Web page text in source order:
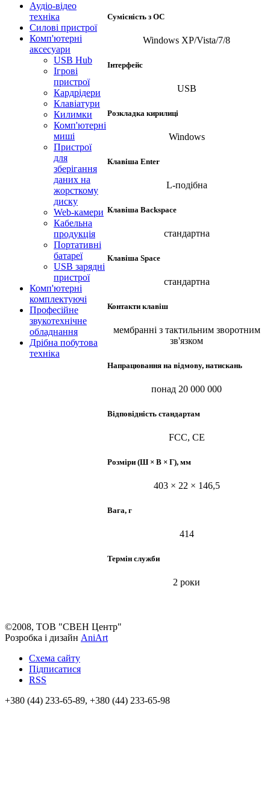
Аудіо-відео
техніка
Силові пристрої
Комп'ютерні
аксесуари
USB Hub
Ігрові
пристрої
Кардрідери
Клавіатури
Килимки
Комп'ютерні
миші
Пристрої
для
зберігання
даних на
жорсткому
диску
Web-камери
Кабельна
продукція
Портативні
батареї
USB зарядні
пристрої
Комп'ютерні
комплектуючі
Професійне
звукотехнічне
обладнання
Дрібна побутова
техніка
Сумісність з ОС
Windows XP/Vista/7/8
Інтерфейс
USB
Розкладка кирилиці
Windows
Клавіша Enter
L-подібна
Клавіша Backspace
стандартна
Клавіша Space
стандартна
Контакти клавіш
мембранні з тактильним зворотним
зв'язком
Напрацювання на відмову, натискань
понад 20 000 000
Відповідність стандартам
FCC, CE
Розміри (Ш × В × Г), мм
403 × 22 × 146,5
Вага, г
414
Термін служби
2 роки
©2008, ТОВ "СВЕН Центр"
Розробка і дизайн AniArt
Схема сайту
Підписатися
RSS
+380 (44) 233-65-89, +380 (44) 233-65-98